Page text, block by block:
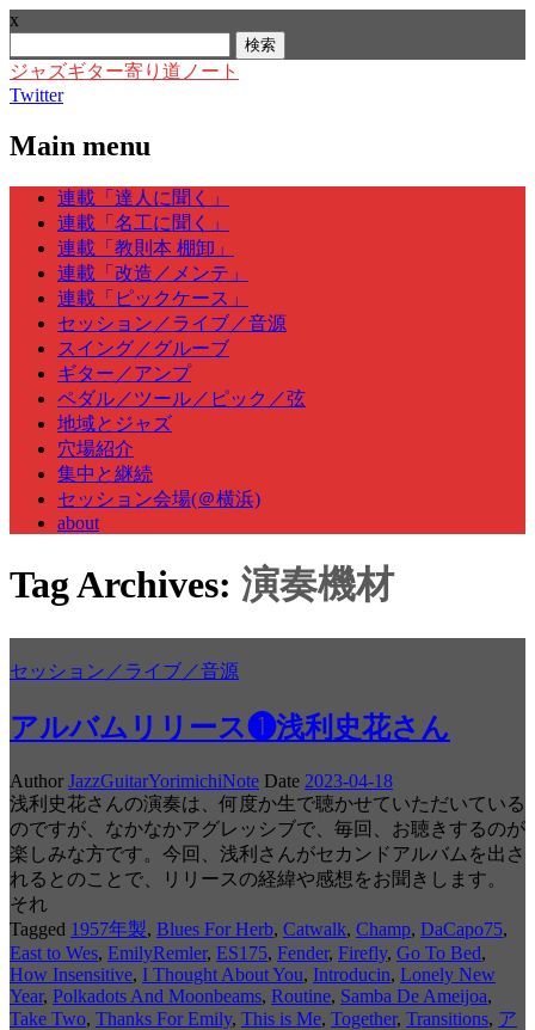
x
索:
ジャズギター寄り道ノート
Twitter
Main menu
Skip
content
連載「達人に聞く」
連載「名工に聞く」
連載「教則本 棚卸」
連載「改造／メンテ」
連載「ピックケース」
セッション／ライブ／音源
スイング／グルーブ
ギター／アンプ
ペダル／ツール／ピック／弦
地域とジャズ
穴場紹介
集中と継続
セッション会場(＠横浜)
about
Tag Archives: 演奏機材
セッション／ライブ／音源
アルバムリリース❶浅利史花さん
Author JazzGuitarYorimichiNote Date 2023-04-18
浅利史花さんの演奏は、何度か生で聴かせていただいている
のですが、なかなかアグレッシブで、毎回、お聴きするのが
楽しみな方です。今回、浅利さんがセカンドアルバムを出さ
れるとのことで、リリースの経緯や感想をお聞きします。
それ
Tagged 1957年製, Blues For Herb, Catwalk, Champ, DaCapo75,
East to Wes, EmilyRemler, ES175, Fender, Firefly, Go To Bed,
How Insensitive, I Thought About You, Introducin, Lonely New
Year, Polkadots And Moonbeams, Routine, Samba De Ameijoa,
Take Two, Thanks For Emily, This is Me, Together, Transitions, ア